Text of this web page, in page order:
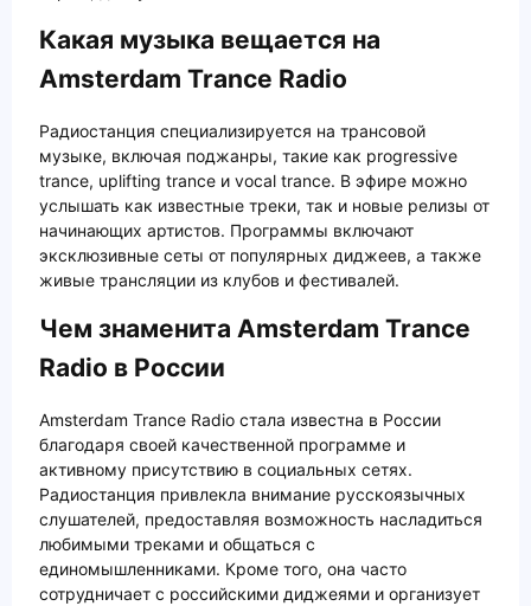
Какая музыка вещается на
Amsterdam Trance Radio
Радиостанция специализируется на трансовой
музыке, включая поджанры, такие как progressive
trance, uplifting trance и vocal trance. В эфире можно
услышать как известные треки, так и новые релизы от
начинающих артистов. Программы включают
эксклюзивные сеты от популярных диджеев, а также
живые трансляции из клубов и фестивалей.
Чем знаменита Amsterdam Trance
Radio в России
Amsterdam Trance Radio стала известна в России
благодаря своей качественной программе и
активному присутствию в социальных сетях.
Радиостанция привлекла внимание русскоязычных
слушателей, предоставляя возможность насладиться
любимыми треками и общаться с
единомышленниками. Кроме того, она часто
сотрудничает с российскими диджеями и организует